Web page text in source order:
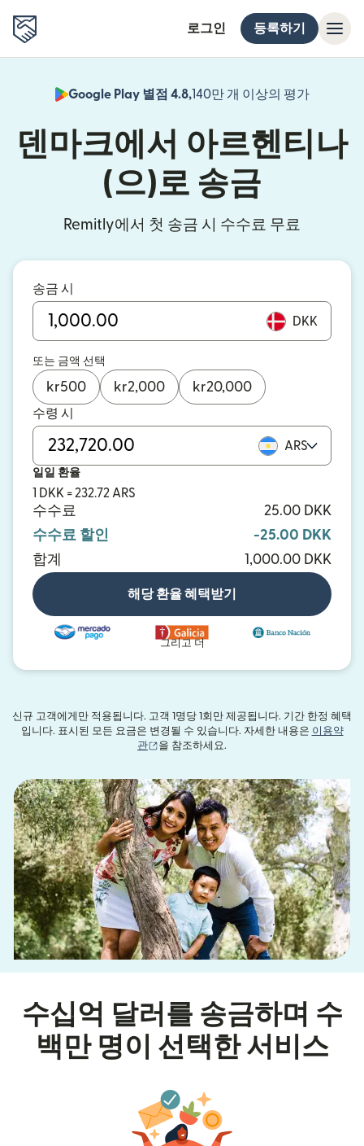
로그인 등록하기
Google Play 별점 4.8,140만 개 이상의 평가
덴마크에서 아르헨티나
(으)로 송금
Remitly에서 첫 송금 시 수수료 무료
송금 시
DKK
또는 금액 선택
kr500 kr2,000 kr20,000
수령 시
ARS
일일 환율
1 DKK = 232.72 ARS
수수료
25.00 DKK
수수료 할인
-25.00 DKK
합계
1,000.00 DKK
해당 환율 혜택받기
그리고 더
신규 고객에게만 적용됩니다. 고객 1명당 1회만 제공됩니다. 기간 한정 혜택
입니다. 표시된 모든 요금은 변경될 수 있습니다. 자세한 내용은 이용약
관
(새 창에서 열림)
을 참조하세요.
수십억 달러를 송금하며 수
백만 명이 선택한 서비스